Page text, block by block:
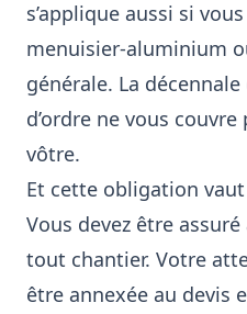
s’applique aussi si
menuisier-aluminium
générale. La
d’ordre ne vous
vôtre.
Et cette obligation
Vous devez être
tout chantier. Votre
être annexée au devis